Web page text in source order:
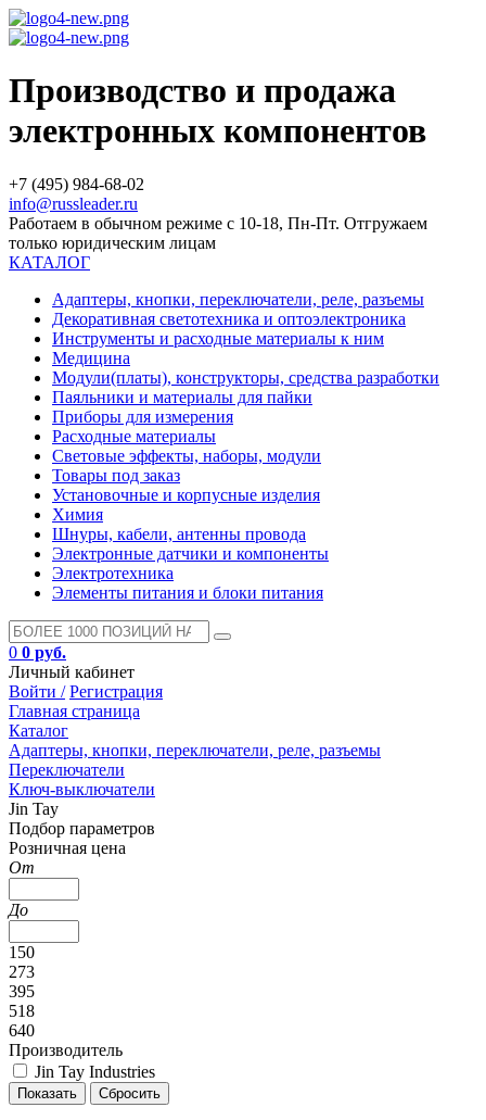
Производство и продажа
электронных компонентов
+7 (495) 984-68-02
info@russleader.ru
Работаем в обычном режиме с 10-18, Пн-Пт. Отгружаем
только юридическим лицам
КАТАЛОГ
Адаптеры, кнопки, переключатели, реле, разъемы
Декоративная светотехника и оптоэлектроника
Инструменты и расходные материалы к ним
Медицина
Модули(платы), конструкторы, средства разработки
Паяльники и материалы для пайки
Приборы для измерения
Расходные материалы
Световые эффекты, наборы, модули
Товары под заказ
Установочные и корпусные изделия
Химия
Шнуры, кабели, антенны провода
Электронные датчики и компоненты
Электротехника
Элементы питания и блоки питания
0 0 руб.
Личный кабинет
Войти / Регистрация
Главная страница
Каталог
Адаптеры, кнопки, переключатели, реле, разъемы
Переключатели
Ключ-выключатели
Jin Tay
Подбор параметров
Розничная цена
От
До
150
273
395
518
640
Производитель
Jin Tay Industries